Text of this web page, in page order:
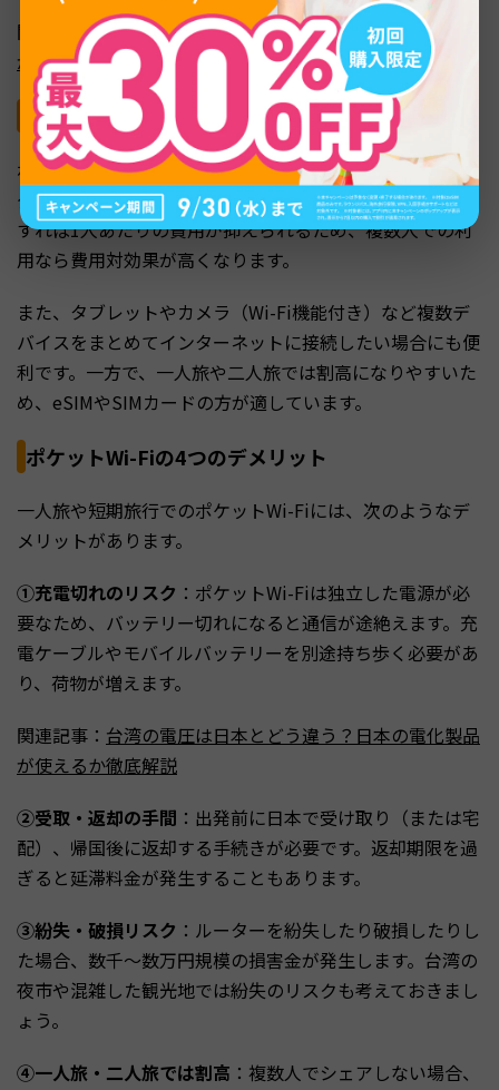
関連記事：海外旅行はWi-FiレンタルとSIMカードどっち
がいい？選び方やおすすめの通信方法も解説
ポケットWi-Fiが向いているシーン
ポケットWi-Fiが最もメリットを発揮するのは、3人以上の
グループや家族旅行の場合です。1台のルーターをシェア
すれば1人あたりの費用が抑えられるため、複数人での利
用なら費用対効果が高くなります。
また、タブレットやカメラ（Wi-Fi機能付き）など複数デ
バイスをまとめてインターネットに接続したい場合にも便
利です。一方で、一人旅や二人旅では割高になりやすいた
め、eSIMやSIMカードの方が適しています。
ポケットWi-Fiの4つのデメリット
一人旅や短期旅行でのポケットWi-Fiには、次のようなデ
メリットがあります。
①充電切れのリスク ：ポケットWi-Fiは独立した電源が必
要なため、バッテリー切れになると通信が途絶えます。充
電ケーブルやモバイルバッテリーを別途持ち歩く必要があ
り、荷物が増えます。
関連記事： 台湾の電圧は日本とどう違う？日本の電化製品
が使えるか徹底解説
②受取・返却の手間 ：出発前に日本で受け取り（または宅
配）、帰国後に返却する手続きが必要です。返却期限を過
ぎると延滞料金が発生することもあります。
③紛失・破損リスク ：ルーターを紛失したり破損したりし
た場合、数千〜数万円規模の損害金が発生します。台湾の
夜市や混雑した観光地では紛失のリスクも考えておきまし
ょう。
④一人旅・二人旅では割高 ：複数人でシェアしない場合、